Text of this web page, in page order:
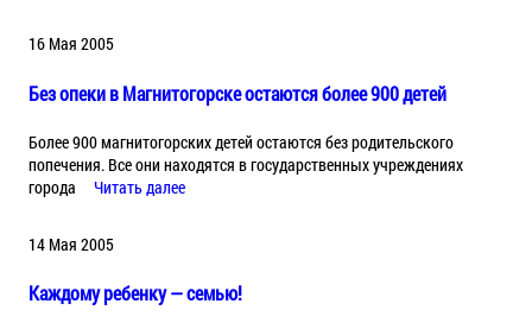
16 Мая 2005
Без опеки в Магнитогорске остаются более 900 детей
Более 900 магнитогорских детей остаются без родительского
попечения. Все они находятся в государственных учреждениях
города
Читать далее
14 Мая 2005
Каждому ребенку — семью!